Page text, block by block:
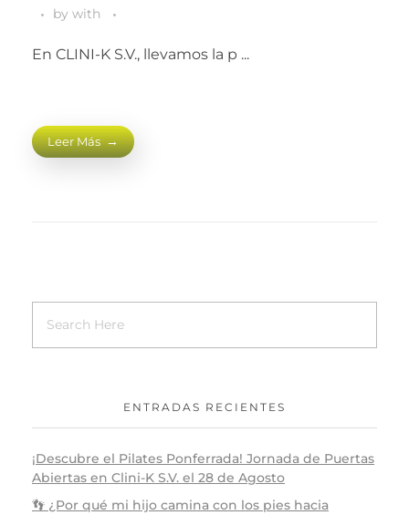
by with
En CLINI-K S.V., llevamos la p ...
Leer Más
ENTRADAS RECIENTES
¡Descubre el Pilates Ponferrada! Jornada de Puertas
Abiertas en Clini-K S.V. el 28 de Agosto
👣 ¿Por qué mi hijo camina con los pies hacia